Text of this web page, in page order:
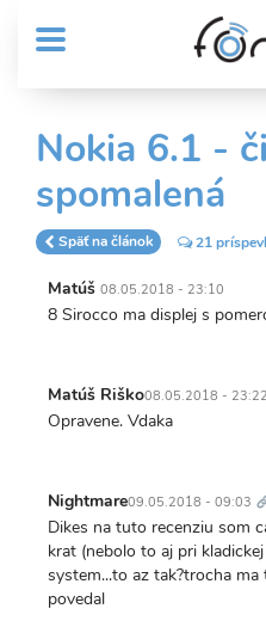
obsah
MENU
Sub
Header
menu
User
account
menu
Nokia 6.1 -
spomalená
Späť na článok 21
Matúš 08.05.2018 - 23:10
8 Sirocco ma displej s
Matúš Riško08.05.2018 - 23:22
Opravene. Vdaka
Nightmare09.05.2018 - 09:03
Dikes na tuto recenziu som
krat (nebolo to aj pri
system...to az tak?trocha
povedal